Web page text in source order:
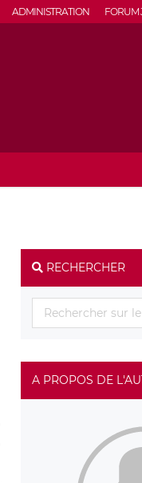
ADMINISTRATION FORUM
RECHERCHER
A PROPOS DE